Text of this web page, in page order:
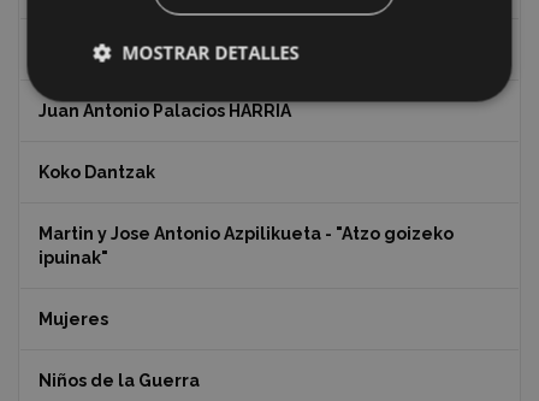
Indalecio Ojanguren Diputación de Gipuzkoa
Juan Antonio Palacios HARRIA
Koko Dantzak
Martin y Jose Antonio Azpilikueta - "Atzo goizeko
ipuinak"
Mujeres
Niños de la Guerra
MOSTRAR DETALLES